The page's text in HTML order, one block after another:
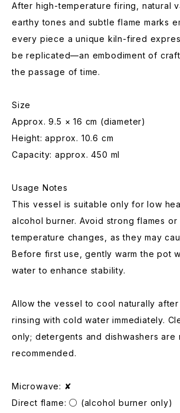
After high-temperature firing, natural
earthy tones and subtle flame marks
every piece a unique kiln-fired
be replicated—an embodiment of
the passage of time.
Size
Approx. 9.5 × 16 cm (diameter)
Height: approx. 10.6 cm
Capacity: approx. 450 ml
Usage Notes
This vessel is suitable only for low
alcohol burner. Avoid strong flames or
temperature changes, as they may
Before first use, gently warm the pot
water to enhance stability.
Allow the vessel to cool naturally
rinsing with cold water immediately.
only; detergents and dishwashers are
recommended.
Microwave: ✘
Direct flame: ○ (alcohol burner only)